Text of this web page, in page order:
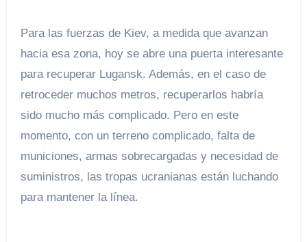
Para las fuerzas de Kiev, a medida que avanzan
hacia esa zona, hoy se abre una puerta interesante
para recuperar Lugansk. Además, en el caso de
retroceder muchos metros, recuperarlos habría
sido mucho más complicado. Pero en este
momento, con un terreno complicado, falta de
municiones, armas sobrecargadas y necesidad de
suministros, las tropas ucranianas están luchando
para mantener la línea.